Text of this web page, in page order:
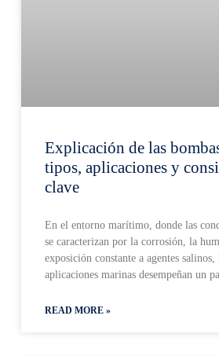
Explicación de las
tipos, aplicaciones y
clave
En el entorno marítimo, donde las
se caracterizan por la corrosión, la
exposición constante a agentes salinos,
aplicaciones marinas desempeñan un
READ MORE »